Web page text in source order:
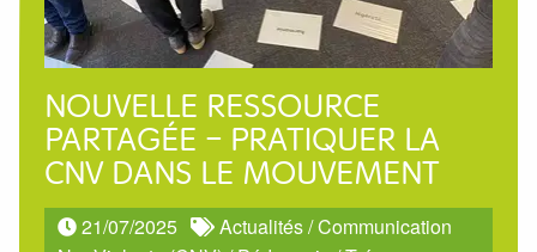
NOUVELLE RESSOURCE
PARTAGÉE – PRATIQUER LA
CNV DANS LE MOUVEMENT
21/07/2025 Actualités/Communication